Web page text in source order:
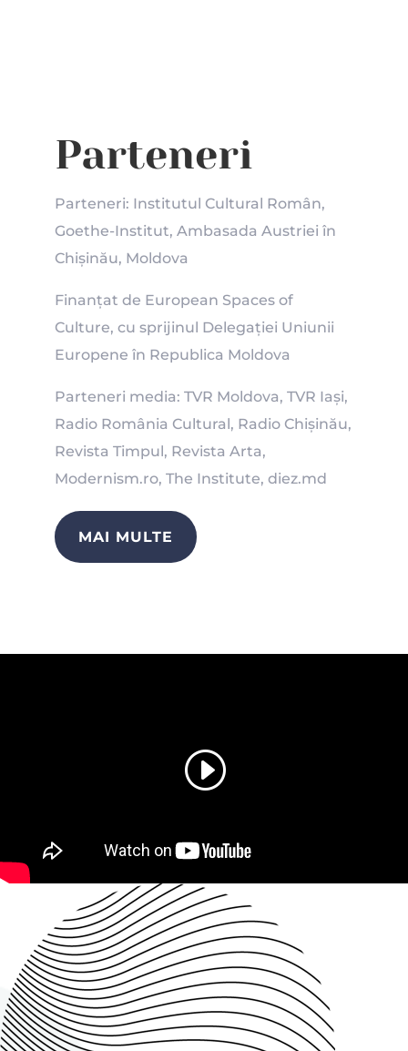
Parteneri
Parteneri: Institutul Cultural Român,
Goethe-Institut, Ambasada Austriei în
Chișinău, Moldova
Finanțat de European Spaces of
Culture, cu sprijinul Delegației Uniunii
Europene în Republica Moldova
Parteneri media: TVR Moldova, TVR Iași,
Radio România Cultural, Radio Chișinău,
Revista Timpul, Revista Arta,
Modernism.ro, The Institute, diez.md
MAI MULTE